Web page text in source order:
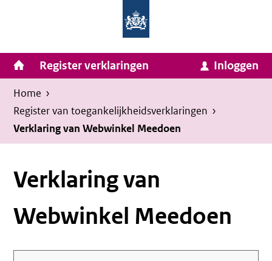
inhoud
van
Zaken
en
Koninkrijksrelaties
Homepage
van
Invulassistent
Toegankelijkheidsverklaring
Toegankelijkheidsverklaring
Hoofdnavigatie
Register verklaringen Inloggen
Kruimelpad
U
bevindt
zich
hier:
Home ›
Register van toegankelijkheids­verklaringen ›
Verklaring van Webwinkel Meedoen
Verklaring van
Webwinkel Meedoen